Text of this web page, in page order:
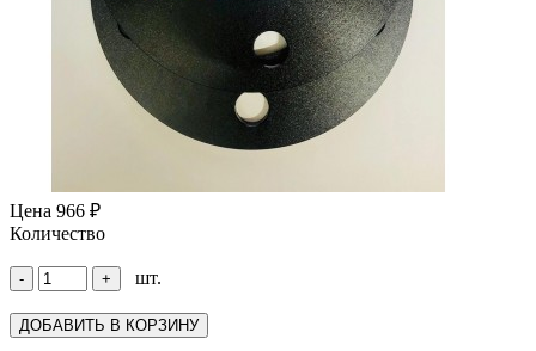
Цена 966 ₽
Количество
шт.